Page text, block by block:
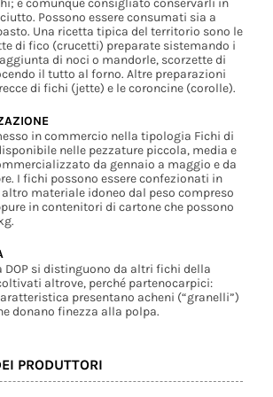
è comunque consigliato conservarli in
Possono essere consumati sia a
Una ricetta tipica del territorio sono le
di fico (crucetti) preparate sistemando i
di noci o mandorle, scorzette di
il tutto al forno. Altre preparazioni
di fichi (jette) e le coroncine (corolle).
in commercio nella tipologia Fichi di
nelle pezzature piccola, media e
da gennaio a maggio e da
I fichi possono essere confezionati in
materiale idoneo dal peso compreso
in contenitori di cartone che possono
DOP si distinguono da altri fichi della
altrove, perché partenocarpici:
presentano acheni (“granelli”)
donano finezza alla polpa.
PRODUTTORI